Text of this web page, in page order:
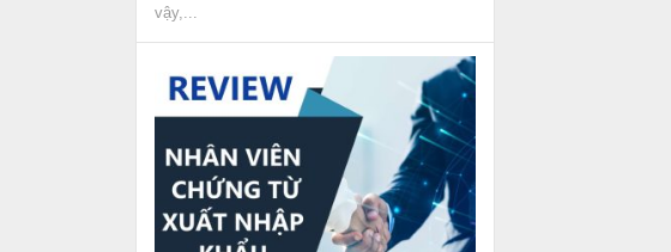
vậy,...